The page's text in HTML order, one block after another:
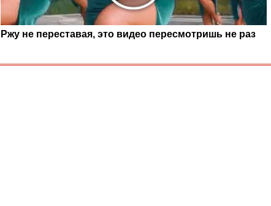
Ржу не переставая, это видео пересмотришь не раз